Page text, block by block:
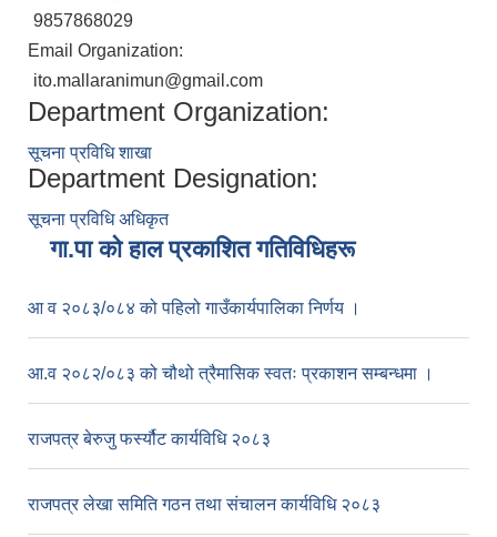
9857868029
Email Organization:
ito.mallaranimun@gmail.com
Department Organization:
सूचना प्रविधि शाखा
Department Designation:
सूचना प्रविधि अधिकृत
गा.पा काे हाल प्रकाशित गतिविधिहरू
आ व २०८३/०८४ को पहिलो गाउँकार्यपालिका निर्णय ।
आ.व २०८२/०८३ को चौथो त्रैमासिक स्वतः प्रकाशन सम्बन्धमा ।
राजपत्र बेरुजु फर्स्यौट कार्यविधि २०८३
राजपत्र लेखा समिति गठन तथा संचालन कार्यविधि २०८३